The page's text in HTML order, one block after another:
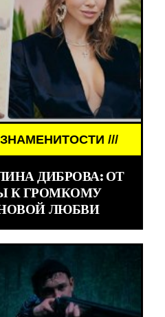
ДИБРОВА: ОТ
К ГРОМКОМУ
ЛЮБВИ